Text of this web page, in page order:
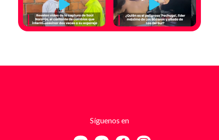
investigación no comenzó con la captura, sino con el
temor de un comerciante que empezó a recibir
mensajes y llamadas en las que le exigían dinero a
a las amenazas. Las exigencias económicas variaban
entre uno y cinco millones de pesos, dependiendo de
Síguenos en